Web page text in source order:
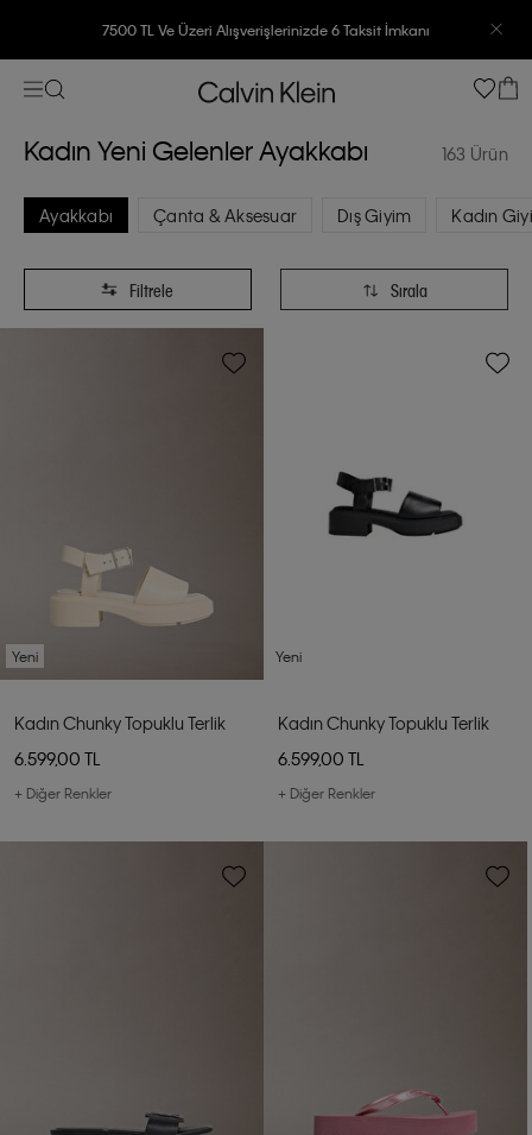
7500 TL Ve Üzeri Alışverişlerinizde 6 Taksit İmkanı
Kadın Yeni Gelenler Ayakkabı 163 Ürün
Ayakkabı Çanta & Aksesuar Dış Giyim Kadın
Filtrele Sırala
Yeni
Kadın Chunky Topuklu Terlik
6.599,00 TL
+ Diğer Renkler
Yeni
Kadın Chunky Topuklu Terlik
6.599,00 TL
+ Diğer Renkler